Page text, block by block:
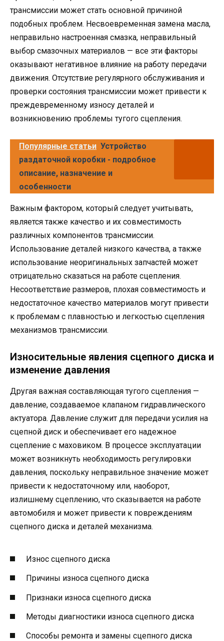
трансмиссии может стать основной причиной
подобных проблем. Несвоевременная замена масла,
неправильно настроенная смазка, неправильный
выбор смазочных материалов — все эти факторы
оказывают негативное влияние на работу передачи
движения. Отсутствие регулярного обслуживания и
проверки состояния трансмиссии может привести к
преждевременному износу деталей и
возникновению проблемы тугого сцепления.
Популярные статьи Устройство
раздаточной коробки - подробное
описание, назначение и
особенности
Важным фактором, который следует учитывать,
является также качество и их совместимость
различных компонентов трансмиссии.
Использование деталей низкого качества, а также
использование неоригинальных запчастей может
отрицательно сказаться на работе сцепления.
Несоответствие размеров, плохая совместимость и
недостаточное качество материалов могут привести
к проблемам с плавностью и легкостью сцепления
механизмов трансмиссии.
Износительные явления сцепного диска и
изменение давления
Другая важная составляющая тугого сцепления —
давление, создаваемое клапаном гидравлического
актуатора. Давление служит для передачи усилия на
сцепной диск и обеспечивает его надежное
сцепление с маховиком. В процессе эксплуатации
может возникнуть необходимость регулировки
давления, поскольку неправильное значение может
привести к недостаточному или, наоборот,
излишнему сцеплению, что сказывается на работе
автомобиля и может привести к повреждениям
сцепного диска и деталей механизма.
Износ сцепного диска
Причины износа сцепного диска
Признаки износа сцепного диска
Методы диагностики износа сцепного диска
Способы ремонта и замены сцепного диска